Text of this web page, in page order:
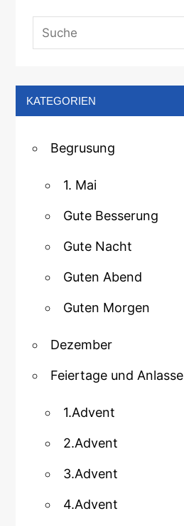
KATEGORIEN
Begrusung
1. Mai
Gute Besserung
Gute Nacht
Guten Abend
Guten Morgen
Dezember
Feiertage und Anlasse
1.Advent
2.Advent
3.Advent
4.Advent